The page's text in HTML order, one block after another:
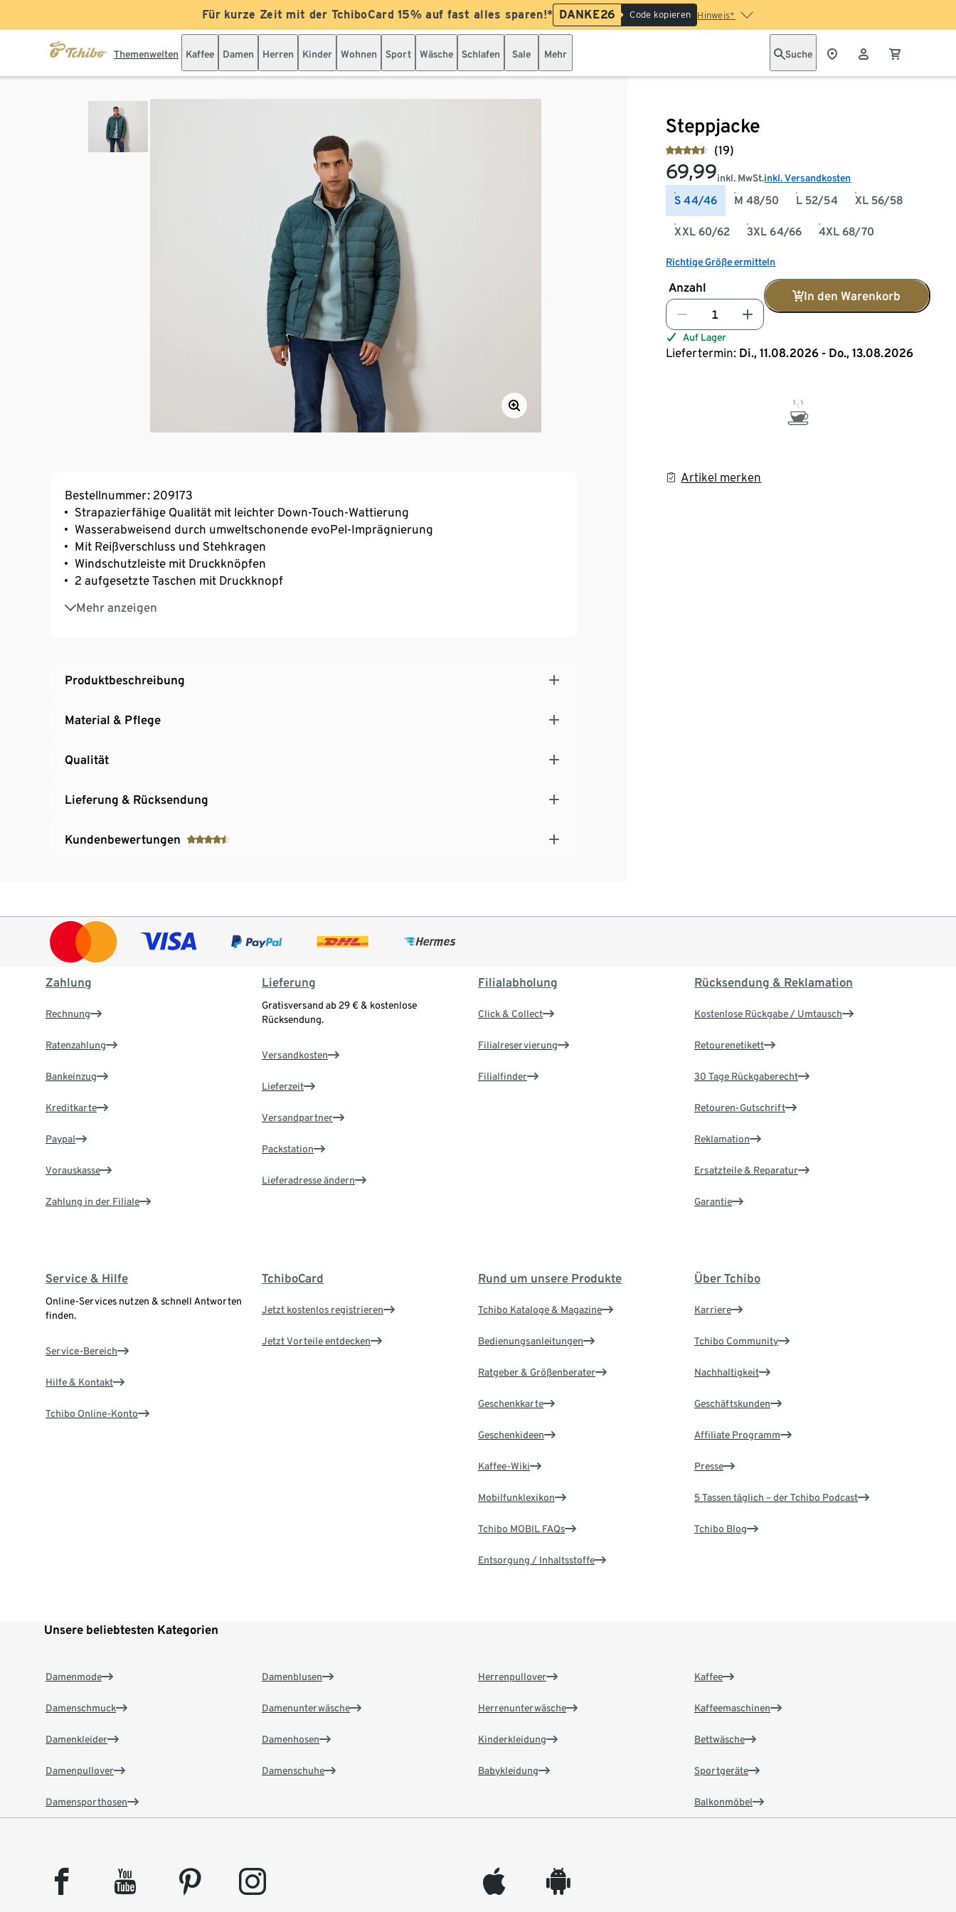
Für kurze Zeit mit der TchiboCard 15% auf fast alles sparen!* DANKE26 Code kopieren Hinweis*
Themenwelten Kaffee Damen Herren Kinder Wohnen Sport Wäsche Schlafen Sale Mehr Suche
Steppjacke
(19)
69,99inkl. MwSt.inkl. Versandkosten
S 44/46 M 48/50 L 52/54 XL 56/58
XXL 60/62 3XL 64/66 4XL 68/70
Richtige Größe ermitteln
Anzahl
In den Warenkorb
Auf Lager
Liefertermin: Di., 11.08.2026 - Do., 13.08.2026
Artikel merken
Bestellnummer: 209173
Strapazierfähige Qualität mit leichter Down-Touch-Wattierung
Wasserabweisend durch umweltschonende evoPel-Imprägnierung
Mit Reißverschluss und Stehkragen
Windschutzleiste mit Druckknöpfen
2 aufgesetzte Taschen mit Druckknopf
Mehr anzeigen
Innentasche mit Klettverschluss
Ärmelabschluss mit Druckknopf weitenverstellbar
Produktbeschreibung
Material & Pflege
Qualität
Lieferung & Rücksendung
Kundenbewertungen
Zahlung
Rechnung
Ratenzahlung
Bankeinzug
Kreditkarte
Paypal
Vorauskasse
Zahlung in der Filiale
Lieferung
Gratisversand ab 29 € & kostenlose
Rücksendung.
Versandkosten
Lieferzeit
Versandpartner
Packstation
Lieferadresse ändern
Filialabholung
Click & Collect
Filialreservierung
Filialfinder
Rücksendung & Reklamation
Kostenlose Rückgabe / Umtausch
Retourenetikett
30 Tage Rückgaberecht
Retouren-Gutschrift
Reklamation
Ersatzteile & Reparatur
Garantie
Service & Hilfe
Online-Services nutzen & schnell Antworten
finden.
Service-Bereich
Hilfe & Kontakt
Tchibo Online-Konto
TchiboCard
Jetzt kostenlos registrieren
Jetzt Vorteile entdecken
Rund um unsere Produkte
Tchibo Kataloge & Magazine
Bedienungsanleitungen
Ratgeber & Größenberater
Geschenkkarte
Geschenkideen
Kaffee-Wiki
Mobilfunklexikon
Tchibo MOBIL FAQs
Entsorgung / Inhaltsstoffe
Über Tchibo
Karriere
Tchibo Community
Nachhaltigkeit
Geschäftskunden
Affiliate Programm
Presse
5 Tassen täglich – der Tchibo Podcast
Tchibo Blog
Unsere beliebtesten Kategorien
Damenmode
Damenschmuck
Damenkleider
Damenpullover
Damensporthosen
Damenblusen
Damenunterwäsche
Damenhosen
Damenschuhe
Herrenpullover
Herrenunterwäsche
Kinderkleidung
Babykleidung
Kaffee
Kaffeemaschinen
Bettwäsche
Sportgeräte
Balkonmöbel
facebook youtube pinterest instagram appleinc android